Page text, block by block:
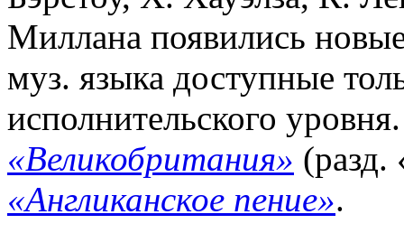
Миллана появились
муз. языка доступные
исполнительского
«Великобритания» (разд.
«Англиканское пение».